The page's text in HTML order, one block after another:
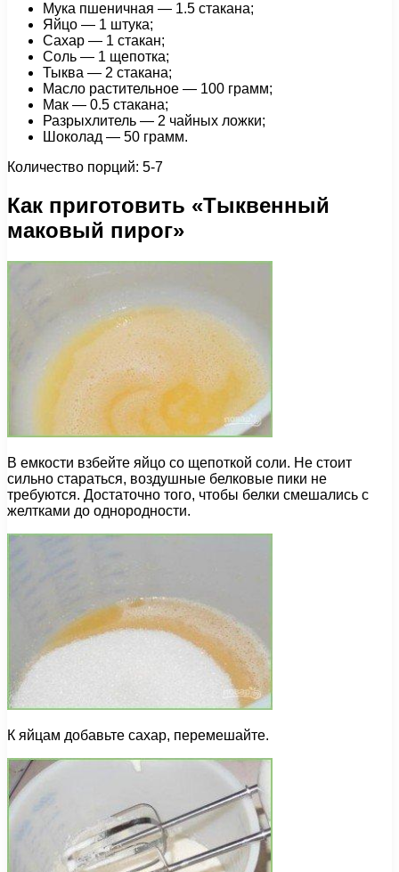
Мука пшеничная — 1.5 стакана;
Яйцо — 1 штука;
Сахар — 1 стакан;
Соль — 1 щепотка;
Тыква — 2 стакана;
Масло растительное — 100 грамм;
Мак — 0.5 стакана;
Разрыхлитель — 2 чайных ложки;
Шоколад — 50 грамм.
Количество порций: 5-7
Как приготовить «Тыквенный
маковый пирог»
В емкости взбейте яйцо со щепоткой соли. Не стоит
сильно стараться, воздушные белковые пики не
требуются. Достаточно того, чтобы белки смешались с
желтками до однородности.
К яйцам добавьте сахар, перемешайте.